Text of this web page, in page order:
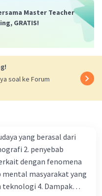
Master Teacher
GRATIS!
soal ke Forum
yang berasal dari
2. penyebab
dengan fenomena
mental masyarakat yang
teknologi 4. Dampak